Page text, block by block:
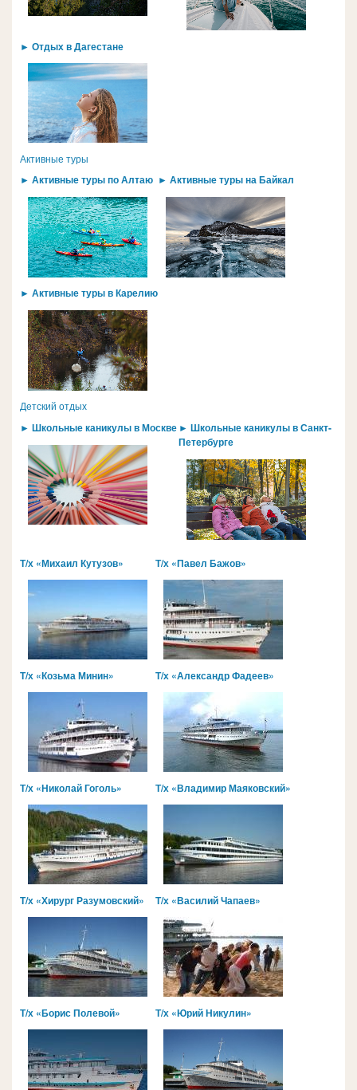
► Отдых в Дагестане
Активные туры
► Активные туры по Алтаю ► Активные туры на Байкал
► Активные туры в Карелию
Детский отдых
► Школьные каникулы в Москве ► Школьные каникулы в Санкт-
Петербурге
Т/х «Михаил Кутузов» Т/х «Павел Бажов»
Т/х «Козьма Минин» Т/х «Александр Фадеев»
Т/х «Николай Гоголь» Т/х «Владимир Маяковский»
Т/х «Хирург Разумовский» Т/х «Василий Чапаев»
Т/х «Борис Полевой» Т/х «Юрий Никулин»